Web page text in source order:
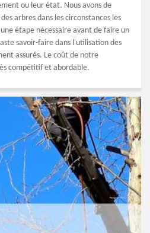
ou leur état. Nous avons de
arbres dans les circonstances les
une étape nécessaire avant de faire un
savoir-faire dans l'utilisation des
assurés. Le coût de notre
compétitif et abordable.